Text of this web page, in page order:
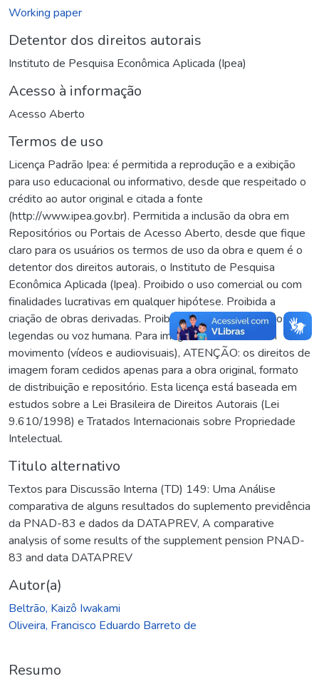
Working paper
Detentor dos direitos autorais
Instituto de Pesquisa Econômica Aplicada (Ipea)
Acesso à informação
Acesso Aberto
Termos de uso
Licença Padrão Ipea: é permitida a reprodução e a exibição
para uso educacional ou informativo, desde que respeitado o
crédito ao autor original e citada a fonte
(http://www.ipea.gov.br). Permitida a inclusão da obra em
Repositórios ou Portais de Acesso Aberto, desde que fique
claro para os usuários os termos de uso da obra e quem é o
detentor dos direitos autorais, o Instituto de Pesquisa
Econômica Aplicada (Ipea). Proibido o uso comercial ou com
finalidades lucrativas em qualquer hipótese. Proibida a
criação de obras derivadas. Proibida a tradução, inclusão de
legendas ou voz humana. Para imagens estáticas e em
movimento (vídeos e audiovisuais), ATENÇÃO: os direitos de
imagem foram cedidos apenas para a obra original, formato
de distribuição e repositório. Esta licença está baseada em
estudos sobre a Lei Brasileira de Direitos Autorais (Lei
9.610/1998) e Tratados Internacionais sobre Propriedade
Intelectual.
Titulo alternativo
Textos para Discussão Interna (TD) 149: Uma Análise
comparativa de alguns resultados do suplemento previdência
da PNAD-83 e dados da DATAPREV, A comparative
analysis of some results of the supplement pension PNAD-
83 and data DATAPREV
Autor(a)
Beltrão, Kaizô Iwakami
Oliveira, Francisco Eduardo Barreto de
Resumo